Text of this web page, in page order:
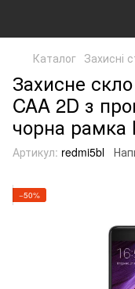
Каталог Захисні
Захисне
CAA 2D з
чорна рамка
Артикул: redmi5bl
−50%